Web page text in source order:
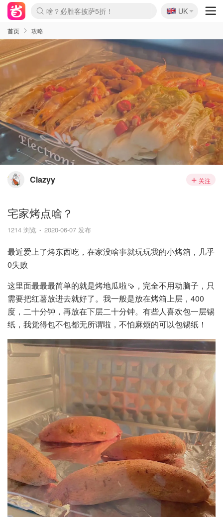
啥？必胜客披萨5折！ 🇬🇧
UK
首页 攻略
Clazyy 关注
宅家烤点啥？
1214 浏览 2020-06-07 发布
最近爱上了烤东西吃，在家没啥事就玩玩我的小烤箱，几乎
0失败
这里面最最最简单的就是烤地瓜啦🍠，完全不用动脑子，只
需要把红薯放进去就好了。我一般是放在烤箱上层，400
度，二十分钟，再放在下层二十分钟。有些人喜欢包一层锡
纸，我觉得包不包都无所谓啦，不怕麻烦的可以包锡纸！